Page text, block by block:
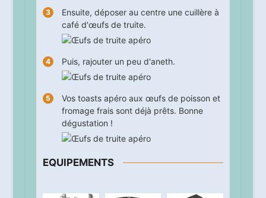
Ensuite, déposer au centre une cuillère à
café d'œufs de truite.
Puis, rajouter un peu d'aneth.
Vos toasts apéro aux œufs de poisson et
fromage frais sont déjà prêts. Bonne
dégustation !
EQUIPEMENTS